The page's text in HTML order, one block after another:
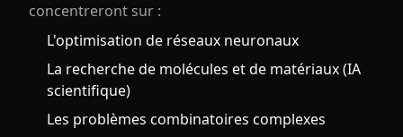
concentreront sur :
L'optimisation de réseaux neuronaux
La recherche de molécules et de matériaux (IA
scientifique)
Les problèmes combinatoires complexes